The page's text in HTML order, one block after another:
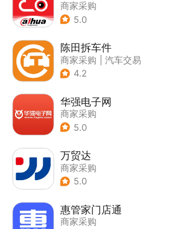
商家采购
5.0
陈田拆车件
商家采购
汽车交易
4.2
华强电子网
商家采购
5.0
万贸达
商家采购
5.0
惠管家门店通
商家采购